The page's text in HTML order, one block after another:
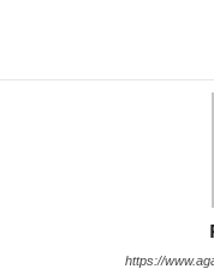
https://